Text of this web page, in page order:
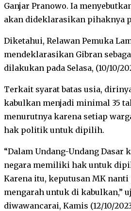
Ganjar Pranowo. Ia
akan dideklarasikan pihaknya
Diketahui, Relawan Pemuka
mendeklarasikan Gibran
dilakukan pada Selasa, (10/10/
Terkait syarat batas usia,
kabulkan menjadi minimal 35
menurutnya karena setiap
hak politik untuk dipilih.
“Dalam Undang-Undang Dasar
negara memiliki hak untuk
Karena itu, keputusan MK nanti
mengarah untuk di kabulkan,”
diwawancarai, Kamis (12/10/